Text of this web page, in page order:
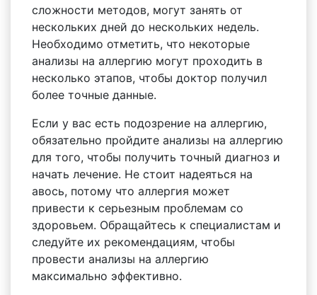
сложности методов, могут занять от
нескольких дней до нескольких недель.
Необходимо отметить, что некоторые
анализы на аллергию могут проходить в
несколько этапов, чтобы доктор получил
более точные данные.
Если у вас есть подозрение на аллергию,
обязательно пройдите анализы на аллергию
для того, чтобы получить точный диагноз и
начать лечение. Не стоит надеяться на
авось, потому что аллергия может
привести к серьезным проблемам со
здоровьем. Обращайтесь к специалистам и
следуйте их рекомендациям, чтобы
провести анализы на аллергию
максимально эффективно.